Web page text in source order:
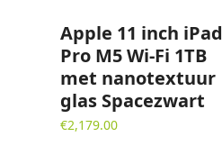
Apple 11 inch iPad
Pro M5 Wi-Fi 1TB
met nanotextuur
glas Spacezwart
€2,179.00